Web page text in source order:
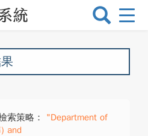
選
換
索策略：
"Department of
and